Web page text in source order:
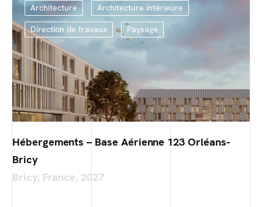
Architecture Architecture intérieure
Direction de travaux Paysage
Hébergements – Base Aérienne 123 Orléans-
Bricy
Bricy, France, 2027